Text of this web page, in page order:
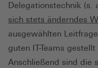
Delegationstechnik (s.
sich stets änderndes
ausgewählten
guten IT-Teams
Anschließend sind die